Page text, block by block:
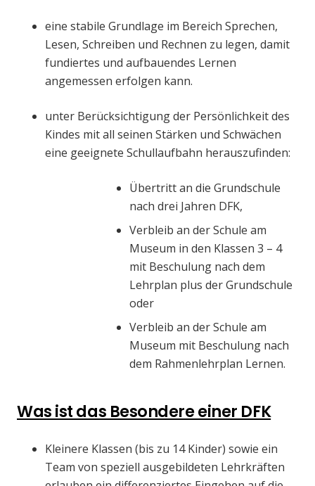
eine stabile Grundlage im Bereich Sprechen,
Lesen, Schreiben und Rechnen zu legen, damit
fundiertes und aufbauendes Lernen
angemessen erfolgen kann.
unter Berücksichtigung der Persönlichkeit des
Kindes mit all seinen Stärken und Schwächen
eine geeignete Schullaufbahn herauszufinden:
Übertritt an die Grundschule
nach drei Jahren DFK,
Verbleib an der Schule am
Museum in den Klassen 3 – 4
mit Beschulung nach dem
Lehrplan plus der Grundschule
oder
Verbleib an der Schule am
Museum mit Beschulung nach
dem Rahmenlehrplan Lernen.
Was ist das Besondere einer DFK
Kleinere Klassen (bis zu 14 Kinder) sowie ein
Team von speziell ausgebildeten Lehrkräften